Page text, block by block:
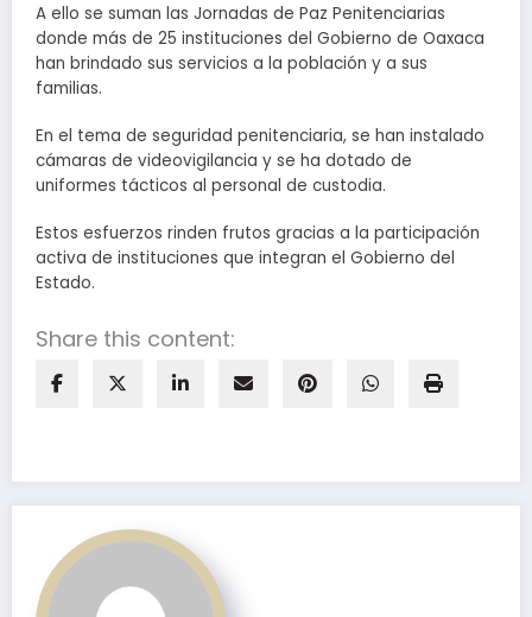
A ello se suman las Jornadas de Paz Penitenciarias
donde más de 25 instituciones del Gobierno de Oaxaca
han brindado sus servicios a la población y a sus
familias.
En el tema de seguridad penitenciaria, se han instalado
cámaras de videovigilancia y se ha dotado de
uniformes tácticos al personal de custodia.
Estos esfuerzos rinden frutos gracias a la participación
activa de instituciones que integran el Gobierno del
Estado.
Share this content: